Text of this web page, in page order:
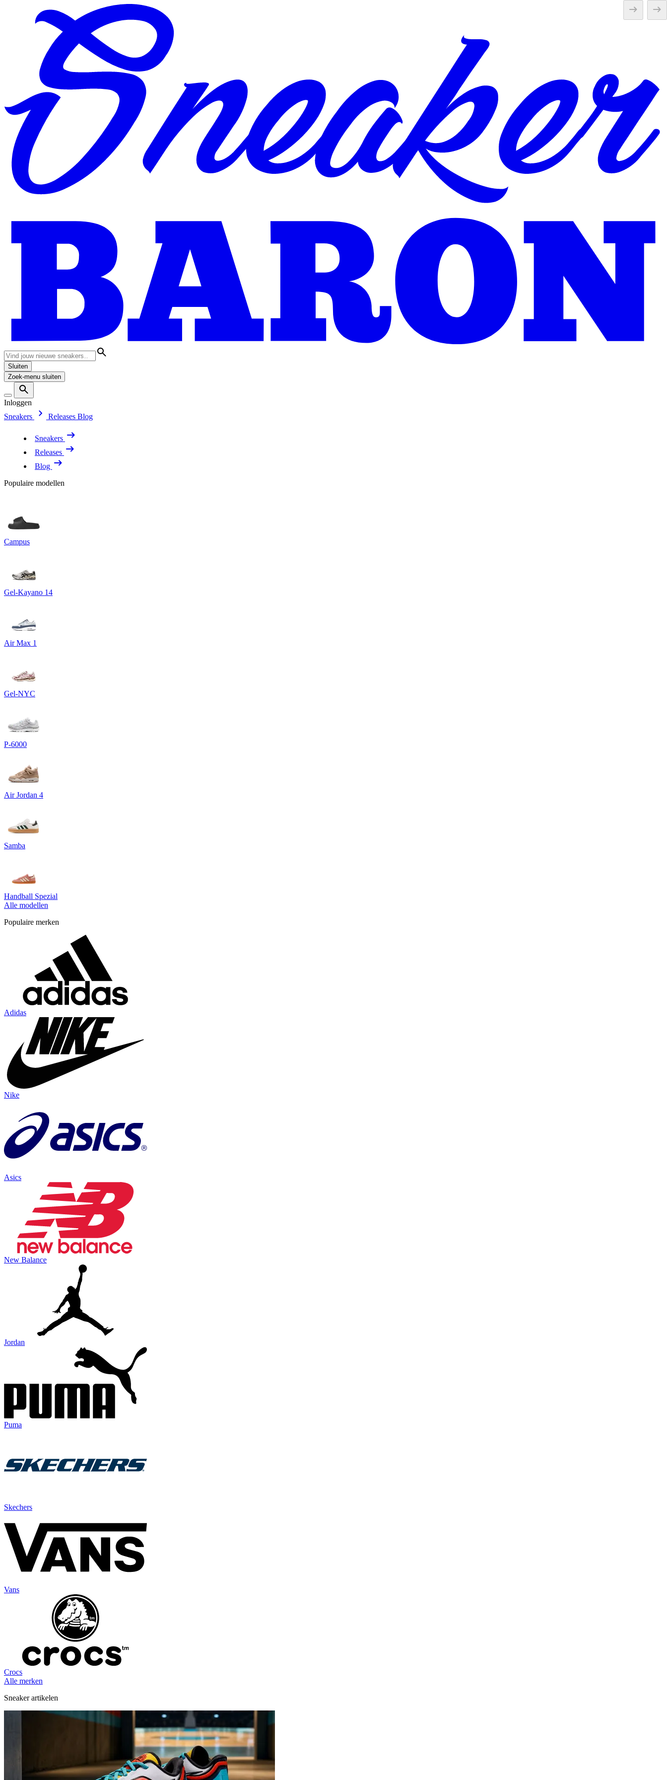
Sluiten
Zoek-menu sluiten
Inloggen
Sneakers
Releases Blog
Sneakers
Releases
Blog
Populaire modellen
Campus
Gel-Kayano 14
Air Max 1
Gel-NYC
P-6000
Air Jordan 4
Samba
Handball Spezial
Alle modellen
Populaire merken
Adidas
Nike
Asics
New Balance
Jordan
Puma
Skechers
Vans
Crocs
Alle merken
Sneaker artikelen